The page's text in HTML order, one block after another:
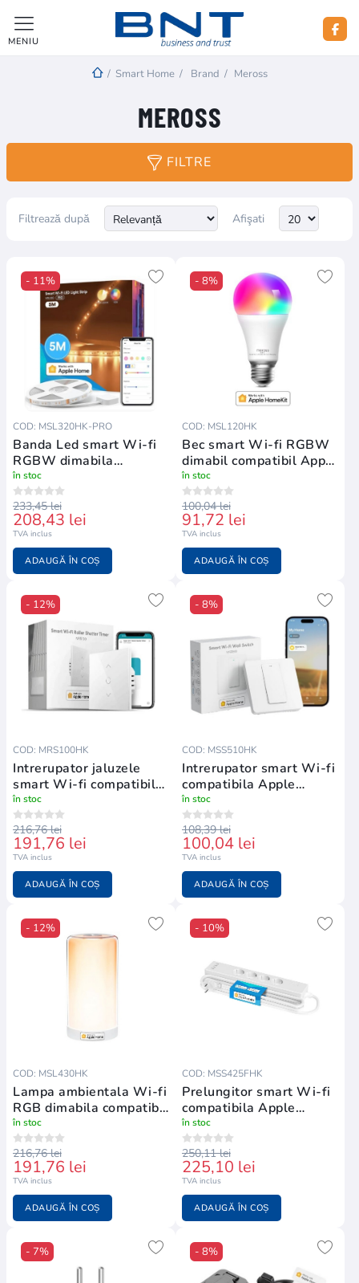
MENIU
/ Smart Home / Brand / Meross
MEROSS
FILTRE
Filtrează după Afişati
- 11%
COD: MSL320HK-PRO
Banda Led smart Wi-fi
RGBW dimabila
compatibil Apple
Homekit
în stoc
233,45 lei
208,43 lei
TVA inclus
ADAUGĂ ÎN COȘ
- 8%
COD: MSL120HK
Bec smart Wi-fi RGBW
dimabil compatibil Apple
Homekit
în stoc
100,04 lei
91,72 lei
TVA inclus
ADAUGĂ ÎN COȘ
- 12%
COD: MRS100HK
Intrerupator jaluzele
smart Wi-fi compatibil
Apple Homekit
în stoc
216,76 lei
191,76 lei
TVA inclus
ADAUGĂ ÎN COȘ
- 8%
COD: MSS510HK
Intrerupator smart Wi-fi
compatibila Apple
Homekit
în stoc
108,39 lei
100,04 lei
TVA inclus
ADAUGĂ ÎN COȘ
- 12%
COD: MSL430HK
Lampa ambientala Wi-fi
RGB dimabila compatibil
Apple Homekit
în stoc
216,76 lei
191,76 lei
TVA inclus
ADAUGĂ ÎN COȘ
- 10%
COD: MSS425FHK
Prelungitor smart Wi-fi
compatibila Apple
Homekit
în stoc
250,11 lei
225,10 lei
TVA inclus
ADAUGĂ ÎN COȘ
- 7% - 8%